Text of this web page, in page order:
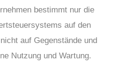
bestimmt nur die
auf den
auf Gegenstände und
Nutzung und Wartung.